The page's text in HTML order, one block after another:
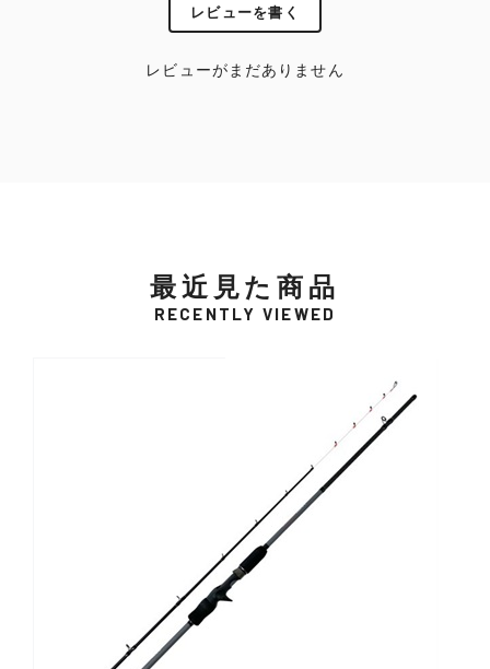
レビューを書く
レビューがまだありません
最近見た商品
RECENTLY VIEWED